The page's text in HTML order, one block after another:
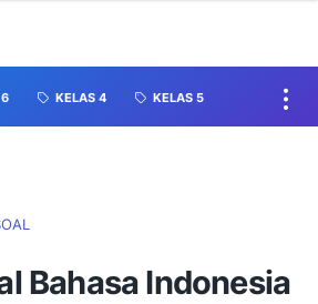
KELAS 4 KELAS 5
Bahasa Indonesia